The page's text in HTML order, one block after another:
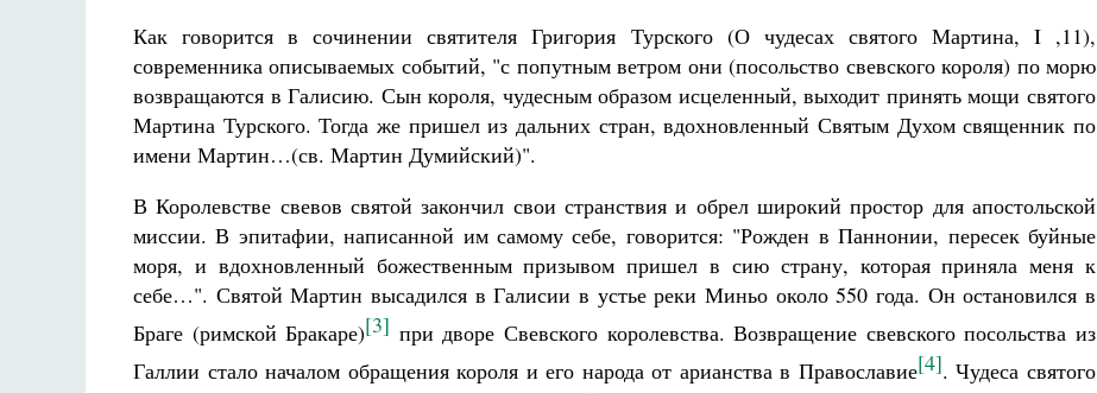
Как говорится в сочинении святителя Григория Турского (О чудесах святого Мартина, I ,11),
современника описываемых событий, "с попутным ветром они (посольство свевского короля) по морю
возвращаются в Галисию. Сын короля, чудесным образом исцеленный, выходит принять мощи святого
Мартина Турского. Тогда же пришел из дальних стран, вдохновленный Святым Духом священник по
имени Мартин…(св. Мартин Думийский)".
В Королевстве свевов святой закончил свои странствия и обрел широкий простор для апостольской
миссии. В эпитафии, написанной им самому себе, говорится: "Рожден в Паннонии, пересек буйные
моря, и вдохновленный божественным призывом пришел в сию страну, которая приняла меня к
себе…". Святой Мартин высадился в Галисии в устье реки Миньо около 550 года. Он остановился в
Браге (римской Бракаре)[3] при дворе Свевского королевства. Возвращение свевского посольства из
Галлии стало началом обращения короля и его народа от арианства в Православие[4]. Чудеса святого